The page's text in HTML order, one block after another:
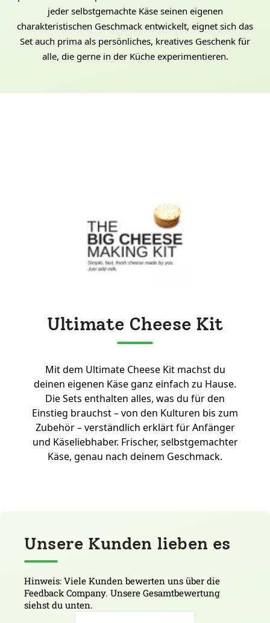
jeder selbstgemachte Käse seinen eigenen
charakteristischen Geschmack entwickelt, eignet sich das
Set auch prima als persönliches, kreatives Geschenk für
alle, die gerne in der Küche experimentieren.
Ultimate Cheese Kit
Mit dem Ultimate Cheese Kit machst du
deinen eigenen Käse ganz einfach zu Hause.
Die Sets enthalten alles, was du für den
Einstieg brauchst – von den Kulturen bis zum
Zubehör – verständlich erklärt für Anfänger
und Käseliebhaber. Frischer, selbstgemachter
Käse, genau nach deinem Geschmack.
Unsere Kunden lieben es
Hinweis: Viele Kunden bewerten uns über die
Feedback Company. Unsere Gesamtbewertung
siehst du unten.